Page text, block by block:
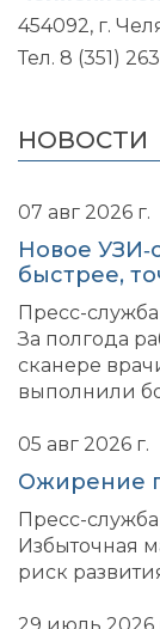
454092, г.
Тел. 8 (351)
НОВОСТИ
07 авг 2026 г.
Новое
быстрее,
Пресс-
За полгода
сканере
выполнили
05 авг 2026 г.
Ожирение
Пресс-
Избыточная
риск